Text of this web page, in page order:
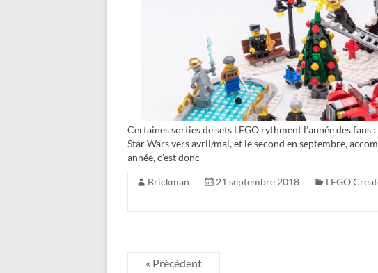
Certaines sorties de sets LEGO rythment l’année des
Star Wars vers avril/mai, et le second en septembre,
année, c’est donc
Brickman 21 septembre 2018 LEGO
« Précédent